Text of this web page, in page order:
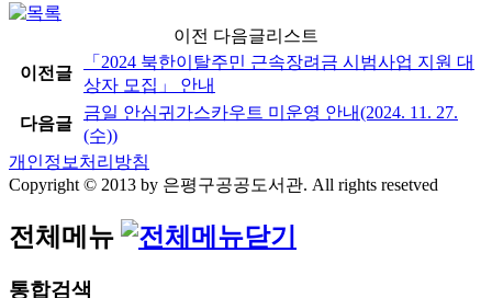
이전 다음글리스트
이전글
「2024 북한이탈주민 근속장려금 시범사업 지원 대
상자 모집」 안내
다음글
금일 안심귀가스카우트 미운영 안내(2024. 11. 27.
(수))
개인정보처리방침
Copyright © 2013 by 은평구공공도서관. All rights resetved
전체메뉴
통합검색